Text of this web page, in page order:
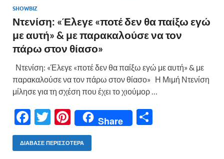
SHOWBIZ
Ντενίση: «Έλεγε «ποτέ δεν θα παίξω εγώ
με αυτή» & με παρακαλούσε να τον
πάρω στον θίασο»
Ντενίση: «Έλεγε «ποτέ δεν θα παίξω εγώ με αυτή» & με
παρακαλούσε να τον πάρω στον θίασο» Η Μιμή Ντενίση
μίλησε για τη σχέση που έχει το χιούμορ …
F
ac
e
T
w
itt
Pi
nt
er
Share
ΔΙΆΒΑΣΕ ΠΕΡΙΣΣΌΤΕΡΑ